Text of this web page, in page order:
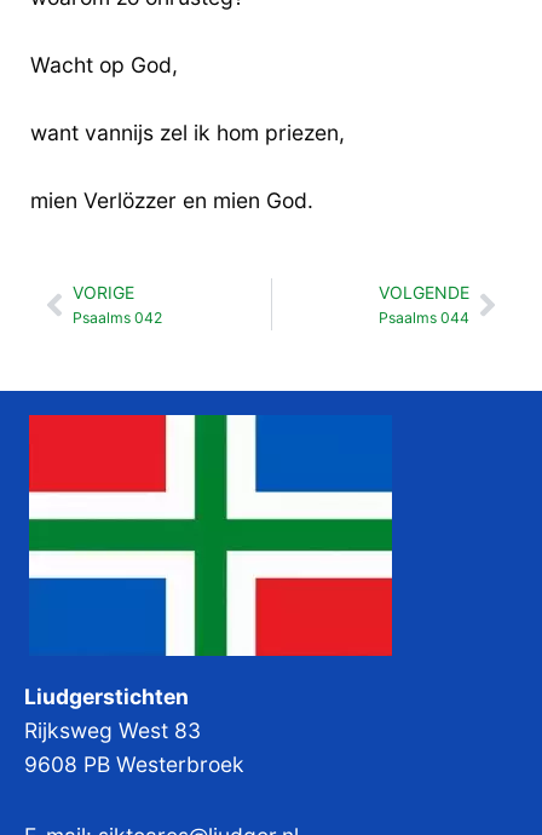
Wacht op God,
want vannijs zel ik hom priezen,
mien Verlözzer en mien God.
Vorige
VORIGE
Psaalms 042
VOLGENDE
Psaalms 044
Liudgerstichten
Rijksweg West 83
9608 PB Westerbroek